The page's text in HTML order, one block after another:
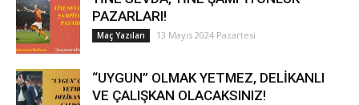
PAZARLARI!
Maç Yazıları 13 Mayıs 2024 Pazartesi
“UYGUN” OLMAK YETMEZ, DELİKANLI
VE ÇALIŞKAN OLACAKSINIZ!